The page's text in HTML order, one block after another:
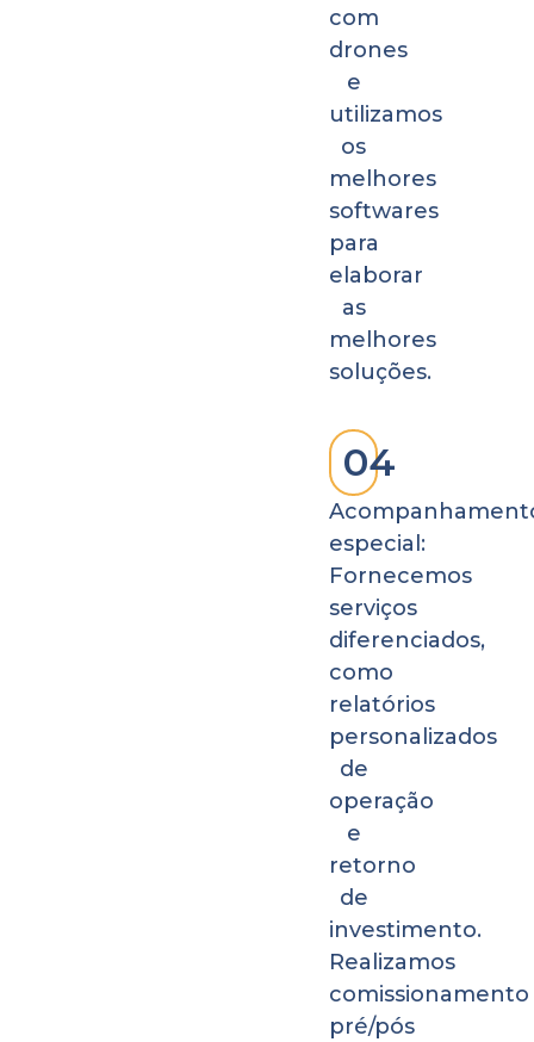
com
drones
e
utilizamos
os
melhores
softwares
para
elaborar
as
melhores
soluções.
04
especial:
Fornecemos
serviços
diferenciados,
como
relatórios
personalizados
de
operação
e
retorno
de
investimento.
Realizamos
comissionamento
pré/pós